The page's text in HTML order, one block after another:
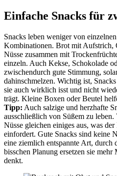
Einfache Snacks für
Snacks leben weniger von
Kombinationen. Brot mit Aufstrich,
Nüsse zusammen mit
einzeln. Auch Kekse, Schokolade
zwischendurch gute Stimmung,
dahinschmelzen. Wichtig ist,
sie auch wirklich isst und nicht
trägt. Kleine Boxen oder Beutel
Tipp: Auch salzige und herzhafte
ausschließlich von Süßem zu
Nüsse gleichen einiges aus, was
einfordert. Gute Snacks sind keine
eine ziemlich entspannte Art, durch
bisschen Planung ersetzen sie
denkt.